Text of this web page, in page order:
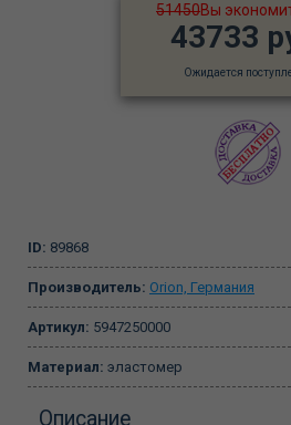
51450Вы
43733
Ожидается
ID: 89868
Производитель: Orion, Германия
Артикул: 5947250000
Материал: эластомер
Описание